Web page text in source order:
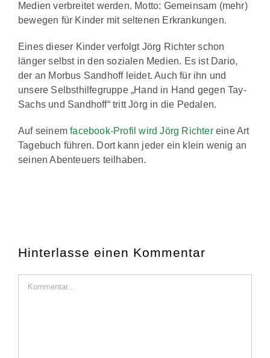
Medien verbreitet werden. Motto: Gemeinsam (mehr)
bewegen für Kinder mit seltenen Erkrankungen.
Eines dieser Kinder verfolgt Jörg Richter schon
länger selbst in den sozialen Medien. Es ist Dario,
der an Morbus Sandhoff leidet. Auch für ihn und
unsere Selbsthilfegruppe „Hand in Hand gegen Tay-
Sachs und Sandhoff“ tritt Jörg in die Pedalen.
Auf seinemfacebook-Profil wird Jörg Richtereine Art
Tagebuch führen. Dort kann jeder ein klein wenig an
seinen Abenteuers teilhaben.
Hinterlasse einen Kommentar